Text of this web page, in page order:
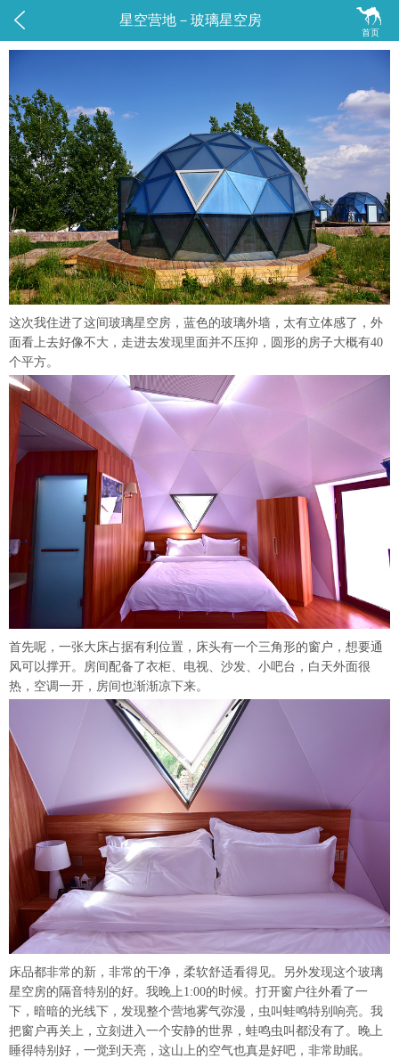
 
首页
星空营地－玻璃星空房
这次我住进了这间玻璃星空房，蓝色的玻璃外墙，太有立体感了，外
面看上去好像不大，走进去发现里面并不压抑，圆形的房子大概有40
个平方。
首先呢，一张大床占据有利位置，床头有一个三角形的窗户，想要通
风可以撑开。房间配备了衣柜、电视、沙发、小吧台，白天外面很
热，空调一开，房间也渐渐凉下来。
床品都非常的新，非常的干净，柔软舒适看得见。另外发现这个玻璃
星空房的隔音特别的好。我晚上1:00的时候。打开窗户往外看了一
下，暗暗的光线下，发现整个营地雾气弥漫，虫叫蛙鸣特别响亮。我
把窗户再关上，立刻进入一个安静的世界，蛙鸣虫叫都没有了。晚上
睡得特别好，一觉到天亮，这山上的空气也真是好吧，非常助眠。